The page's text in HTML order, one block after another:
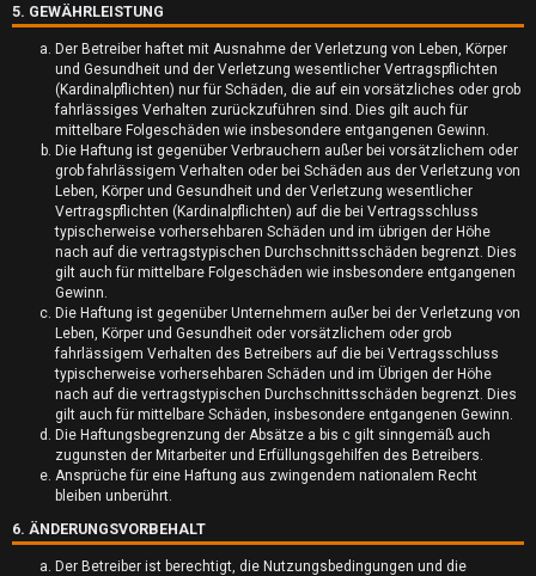
n
5. GEWÄHRLEISTUNG
Der Betreiber haftet mit Ausnahme der Verletzung von Leben, Körper
und Gesundheit und der Verletzung wesentlicher Vertragspflichten
(Kardinalpflichten) nur für Schäden, die auf ein vorsätzliches oder grob
fahrlässiges Verhalten zurückzuführen sind. Dies gilt auch für
mittelbare Folgeschäden wie insbesondere entgangenen Gewinn.
Die Haftung ist gegenüber Verbrauchern außer bei vorsätzlichem oder
grob fahrlässigem Verhalten oder bei Schäden aus der Verletzung von
Leben, Körper und Gesundheit und der Verletzung wesentlicher
Vertragspflichten (Kardinalpflichten) auf die bei Vertragsschluss
typischerweise vorhersehbaren Schäden und im übrigen der Höhe
nach auf die vertragstypischen Durchschnittsschäden begrenzt. Dies
gilt auch für mittelbare Folgeschäden wie insbesondere entgangenen
Gewinn.
Die Haftung ist gegenüber Unternehmern außer bei der Verletzung von
Leben, Körper und Gesundheit oder vorsätzlichem oder grob
fahrlässigem Verhalten des Betreibers auf die bei Vertragsschluss
typischerweise vorhersehbaren Schäden und im Übrigen der Höhe
nach auf die vertragstypischen Durchschnittsschäden begrenzt. Dies
gilt auch für mittelbare Schäden, insbesondere entgangenen Gewinn.
Die Haftungsbegrenzung der Absätze a bis c gilt sinngemäß auch
zugunsten der Mitarbeiter und Erfüllungsgehilfen des Betreibers.
Ansprüche für eine Haftung aus zwingendem nationalem Recht
bleiben unberührt.
6. ÄNDERUNGSVORBEHALT
Der Betreiber ist berechtigt, die Nutzungsbedingungen und die